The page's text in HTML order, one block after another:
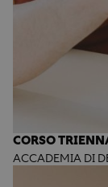
CORSO
ACCADEMIA DI